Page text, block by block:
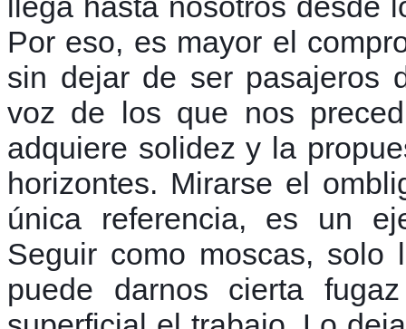
Por eso, es mayor el
sin dejar de ser pasajeros
voz de los que nos
adquiere solidez y la
horizontes. Mirarse el
única referencia, es un
Seguir como moscas, solo
puede darnos cierta